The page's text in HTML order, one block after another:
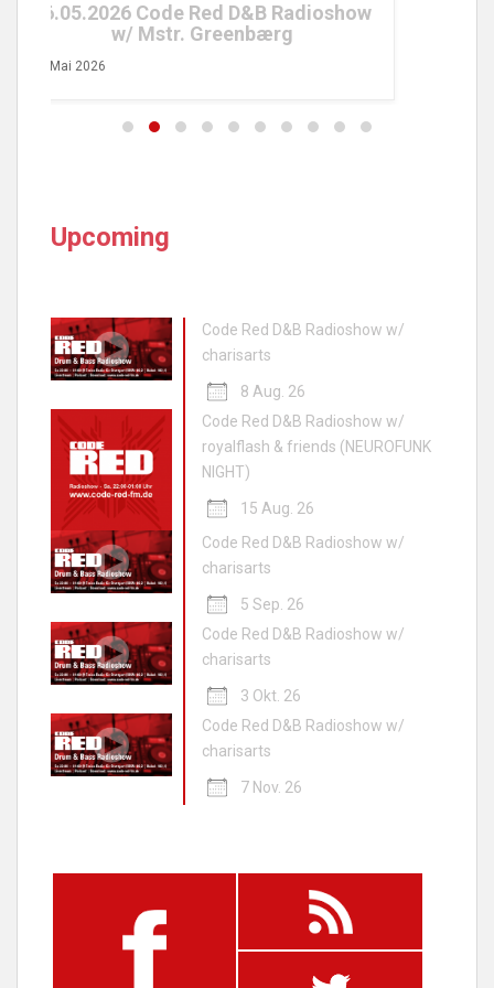
Upcoming
Code Red D&B Radioshow w/
charisarts
8 Aug. 26
Code Red D&B Radioshow w/
royalflash & friends (NEUROFUNK
NIGHT)
15 Aug. 26
Code Red D&B Radioshow w/
charisarts
5 Sep. 26
Code Red D&B Radioshow w/
charisarts
3 Okt. 26
Code Red D&B Radioshow w/
charisarts
7 Nov. 26